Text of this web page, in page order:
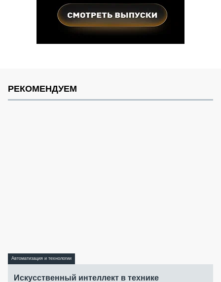
РЕКОМЕНДУЕМ
Автоматизация и технологии
Искусственный интеллект в технике